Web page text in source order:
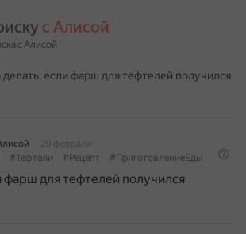
с Алисой
с Алисой
делать, если фарш для тефтелей получился
20 февраля
#Тефтели #Рецепт #ПриготовлениеЕды
фарш для тефтелей получился